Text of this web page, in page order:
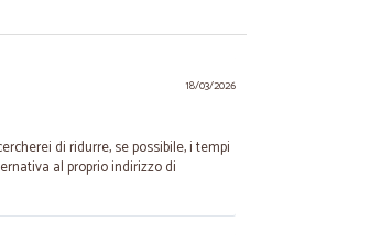
18/03/2026
di ridurre, se possibile, i tempi
al proprio indirizzo di